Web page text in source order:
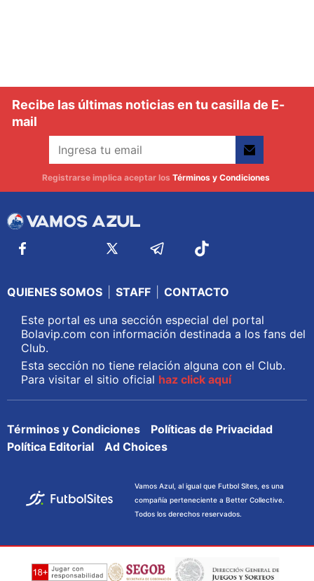
Recibe las últimas noticias en tu casilla de E-
mail
Registrarse implica aceptar los Términos y Condiciones
QUIENES SOMOS STAFF
CONTACTO
Este portal es una sección especial del portal
Bolavip.com con información destinada a los fans del
Club.
Esta sección no tiene relación alguna con el Club.
Para visitar el sitio oficial haz click aquí
Términos y Condiciones
Políticas de Privacidad
Política Editorial
Ad Choices
Vamos Azul, al igual que Futbol Sites, es una
compañía perteneciente a Better Collective.
Todos los derechos reservados.